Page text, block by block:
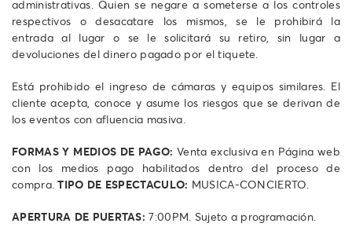
administrativas. Quien se negare a someterse a los controles
respectivos o desacatare los mismos, se le prohibirá la
entrada al lugar o se le solicitará su retiro, sin lugar a
devoluciones del dinero pagado por el tiquete.
Está prohibido el ingreso de cámaras y equipos similares. El
cliente acepta, conoce y asume los riesgos que se derivan de
los eventos con afluencia masiva.
FORMAS Y MEDIOS DE PAGO: Venta exclusiva en Página web
con los medios pago habilitados dentro del proceso de
compra.TIPO DE ESPECTACULO: MUSICA-CONCIERTO.
APERTURA DE PUERTAS: 7:00PM. Sujeto a programación.